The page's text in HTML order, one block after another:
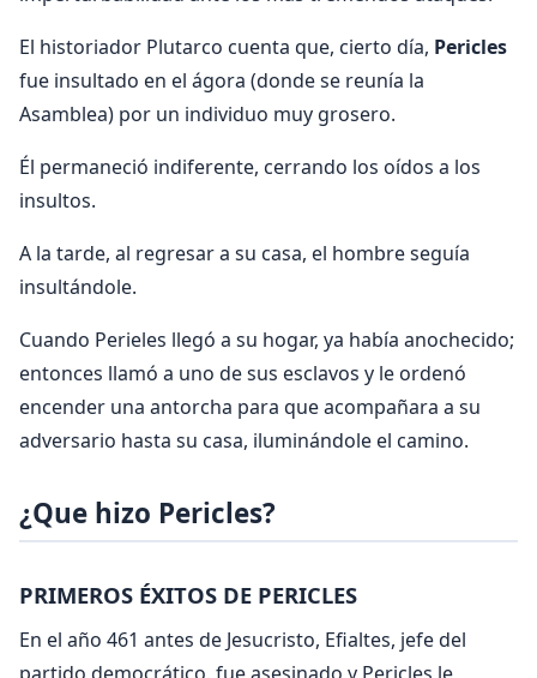
El historiador Plutarco cuenta que, cierto día, Pericles
fue insultado en el ágora (donde se reunía la
Asamblea) por un individuo muy grosero.
Él permaneció indiferente, cerrando los oídos a los
insultos.
A la tarde, al regresar a su casa, el hombre seguía
insultándole.
Cuando Perieles llegó a su hogar, ya había anochecido;
entonces llamó a uno de sus esclavos y le ordenó
encender una antorcha para que acompañara a su
adversario hasta su casa, iluminándole el camino.
¿Que hizo Pericles?
PRIMEROS ÉXITOS DE PERICLES
En el año 461 antes de Jesucristo, Efialtes, jefe del